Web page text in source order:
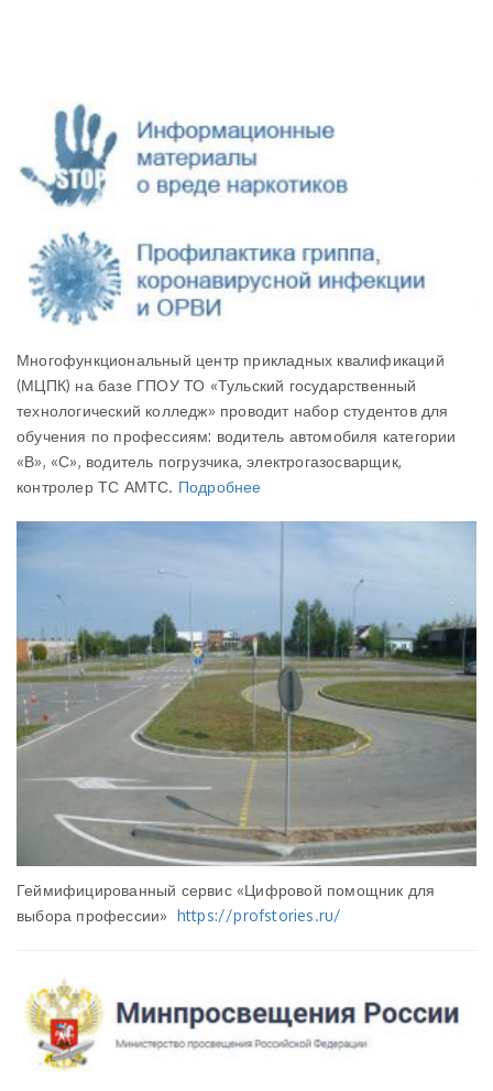
Многофункциональный центр прикладных квалификаций
(МЦПК) на базе ГПОУ ТО «Тульский государственный
технологический колледж» проводит набор студентов для
обучения по профессиям: водитель автомобиля категории
«В», «С», водитель погрузчика, электрогазосварщик,
контролер ТС АМТС. Подробнее
Геймифицированный сервис «Цифровой помощник для
выбора профессии» https://profstories.ru/